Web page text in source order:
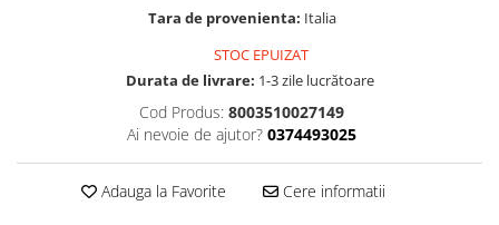
Solutie de indepartat rugina si
Sapun lichid, sapun
Tratament pentru par, conditioner
pentru par, masca de par
Vata demachianta
Tara de provenienta: Italia
STOC EPUIZAT
Durata de livrare: 1-3 zile lucrătoare
Cod Produs: 8003510027149
Ai nevoie de ajutor? 0374493025
Adauga la Favorite Cere informatii